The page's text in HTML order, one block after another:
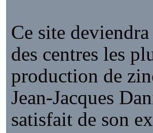
Ce site
des centres les
production de
Jean-Jacques
satisfait de son